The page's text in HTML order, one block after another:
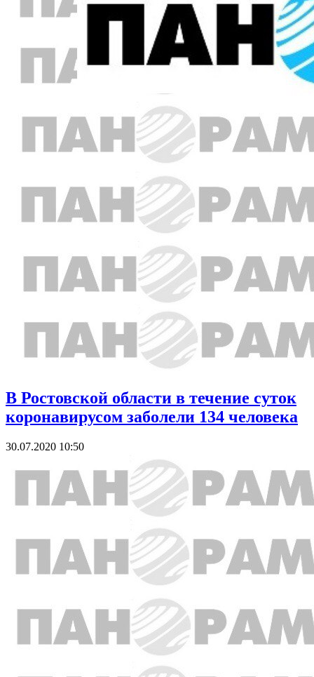
В Ростовской области в течение суток
коронавирусом заболели 134 человека
30.07.2020 10:50